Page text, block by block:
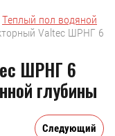
Теплый пол водяной
Valtec ШРНГ 6
ШРНГ 6
глубины
Следующий